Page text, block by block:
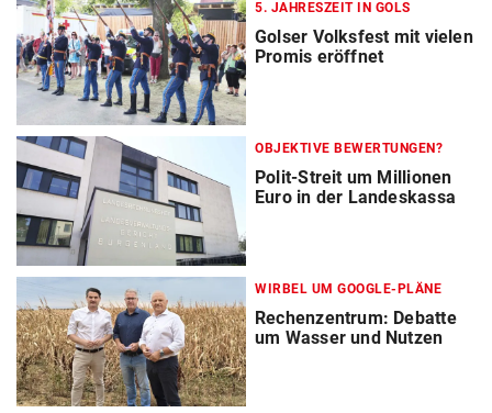
5. JAHRESZEIT IN GOLS
Golser Volksfest mit vielen
Promis eröffnet
OBJEKTIVE BEWERTUNGEN?
Polit-Streit um Millionen
Euro in der Landeskassa
WIRBEL UM GOOGLE-PLÄNE
Rechenzentrum: Debatte
um Wasser und Nutzen